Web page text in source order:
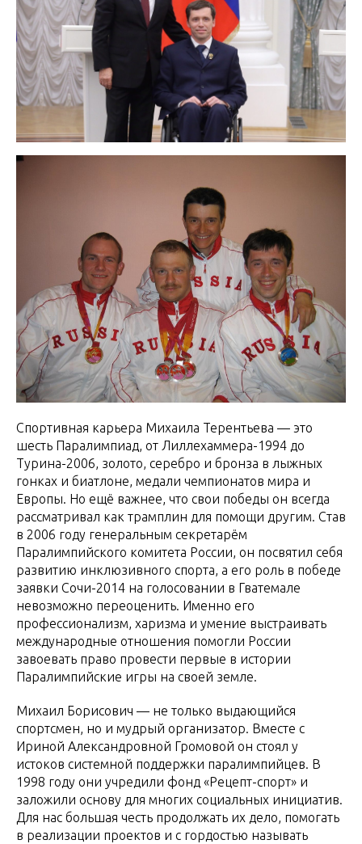
Спортивная карьера Михаила Терентьева — это
шесть Паралимпиад, от Лиллехаммера-1994 до
Турина-2006, золото, серебро и бронза в лыжных
гонках и биатлоне, медали чемпионатов мира и
Европы. Но ещё важнее, что свои победы он всегда
рассматривал как трамплин для помощи другим. Став
в 2006 году генеральным секретарём
Паралимпийского комитета России, он посвятил себя
развитию инклюзивного спорта, а его роль в победе
заявки Сочи-2014 на голосовании в Гватемале
невозможно переоценить. Именно его
профессионализм, харизма и умение выстраивать
международные отношения помогли России
завоевать право провести первые в истории
Паралимпийские игры на своей земле.
Михаил Борисович — не только выдающийся
спортсмен, но и мудрый организатор. Вместе с
Ириной Александровной Громовой он стоял у
истоков системной поддержки паралимпийцев. В
1998 году они учредили фонд «Рецепт-спорт» и
заложили основу для многих социальных инициатив.
Для нас большая честь продолжать их дело, помогать
в реализации проектов и с гордостью называть